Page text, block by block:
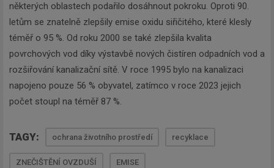
některých oblastech podařilo dosáhnout pokroku. Oproti 90.
letům se znatelně zlepšily emise oxidu siřičitého, které klesly
téměř o 95 %. Od roku 2000 se také zlepšila kvalita
povrchových vod díky výstavbě nových čistíren odpadních vod a
rozšiřování kanalizační sítě. V roce 1995 bylo na kanalizaci
napojeno pouze 56 % obyvatel, zatímco v roce 2023 jejich
počet stoupl na téměř 87 %.
TAGY: ochrana životního prostředí recyklace
ZNEČIŠTĚNÍ OVZDUŠÍ EMISE